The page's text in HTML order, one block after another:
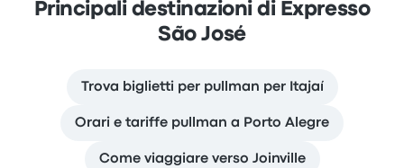
Principali destinazioni di Expresso
São José
Trova biglietti per pullman per Itajaí
Orari e tariffe pullman a Porto Alegre
Come viaggiare verso Joinville